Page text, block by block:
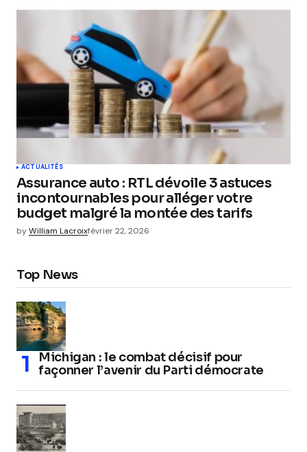
ACTUALITÉS
Assurance auto : RTL dévoile 3 astuces
incontournables pour alléger votre
budget malgré la montée des tarifs
byWilliam Lacroixfévrier 22, 2026
Top News
Michigan : le combat décisif pour
façonner l’avenir du Parti démocrate